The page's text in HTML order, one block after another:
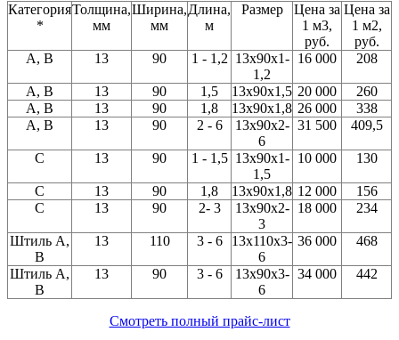
Категория
*
Толщина,
мм
Ширина,
мм
Длина,
м
Размер
Цена за
1 м3,
руб.
Цена за
1 м2,
руб.
A, В
13 90 1 - 1,2 13x90x1-
1,2
16 000 208
A, В 13 90 1,5 13x90x1,5 20 000
260
A, В
13 90 1,8 13x90x1,8 26 000
338
A, В
13 90 2 - 6
13x90x2-
6
31 500 409,5
C 13 90 1 - 1,5 13x90x1-
1,5
10 000 130
С 13 90 1,8 13x90x1,8 12 000
156
C
13 90 2- 3
13x90x2-
3
18 000 234
Штиль A,
В
13 110 3 - 6
13x110x3-
6
36 000 468
Штиль A,
В
13 90 3 - 6
13x90x3-
6
34 000 442
Смотреть полный прайс-лист